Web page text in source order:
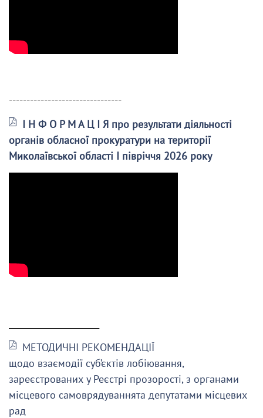
--------------------------------
І Н Ф О Р М А Ц І Я про результати діяльності
органів обласної прокуратури на території
Миколаївської області І півріччя 2026 року
МЕТОДИЧНІ РЕКОМЕНДАЦІЇ
щодо взаємодії суб’єктів лобіювання,
зареєстрованих у Реєстрі прозорості, з органами
місцевого самоврядуваннята депутатами місцевих
рад